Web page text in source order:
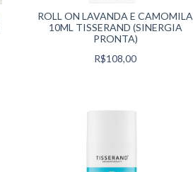
ROLL ON LAVANDA E CAMOMILA
10ML TISSERAND (SINERGIA
PRONTA)
R$108,00